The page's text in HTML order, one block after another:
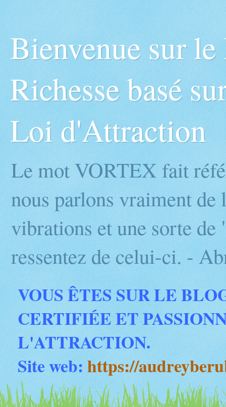
Bienvenue sur
Richesse basé
Loi d'Attraction
Le mot VORTEX fait
nous parlons vraiment
vibrations et une sorte
ressentez de celui-ci. -
VOUS ÊTES SUR LE
CERTIFIÉE ET
L'ATTRACTION.
Site web:https://